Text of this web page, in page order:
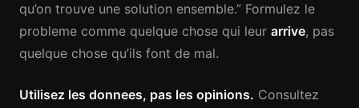
qu’on trouve une solution ensemble.” Formulez le
probleme comme quelque chose qui leur arrive, pas
quelque chose qu’ils font de mal.
Utilisez les donnees, pas les opinions. Consultez